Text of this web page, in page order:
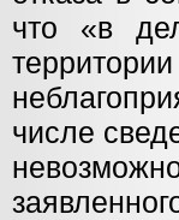
что «в
числе